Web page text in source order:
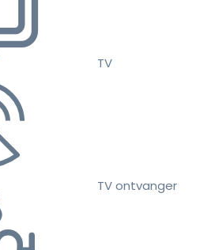
TV
TV ontvanger